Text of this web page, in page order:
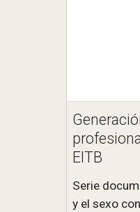
EITB
Serie
y el sexo